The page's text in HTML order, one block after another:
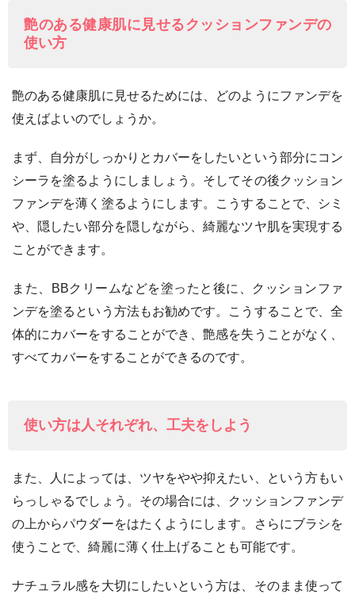
艶のある健康肌に見せるクッションファンデの
使い方
艶のある健康肌に見せるためには、どのようにファンデを
使えばよいのでしょうか。
まず、自分がしっかりとカバーをしたいという部分にコン
シーラを塗るようにしましょう。そしてその後クッション
ファンデを薄く塗るようにします。こうすることで、シミ
や、隠したい部分を隠しながら、綺麗なツヤ肌を実現する
ことができます。
また、BBクリームなどを塗ったと後に、クッションファ
ンデを塗るという方法もお勧めです。こうすることで、全
体的にカバーをすることができ、艶感を失うことがなく、
すべてカバーをすることができるのです。
使い方は人それぞれ、工夫をしよう
また、人によっては、ツヤをやや抑えたい、という方もい
らっしゃるでしょう。その場合には、クッションファンデ
の上からパウダーをはたくようにします。さらにブラシを
使うことで、綺麗に薄く仕上げることも可能です。
ナチュラル感を大切にしたいという方は、そのまま使って